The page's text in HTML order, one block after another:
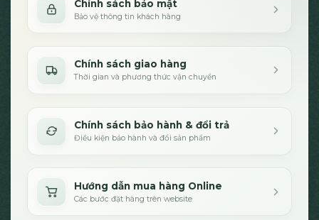
Chính sách bảo mật
Bảo vệ thông tin khách hàng
Chính sách giao hàng
Thời gian và phương thức vận chuyển
Chính sách bảo hành & đổi trả
Điều kiện bảo hành và đổi sản phẩm
Hướng dẫn mua hàng Online
Các bước đặt hàng trên website